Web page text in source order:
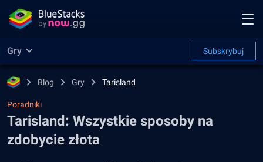
Gry Subskrybuj
Blog Gry Tarisland
Poradniki
Tarisland: Wszystkie sposoby na
zdobycie złota